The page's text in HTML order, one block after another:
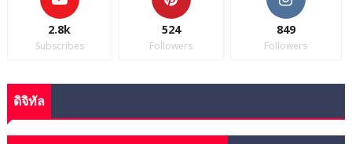
2.8k
Subscribes
524
Followers
849
Followers
ดิจิทัล